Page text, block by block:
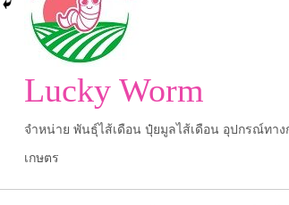
Lucky Worm
จำหน่าย พันธุ์ไส้เดือน ปุ๋ยมูลไส้เดือน อุปกรณ์ทาง
เกษตร